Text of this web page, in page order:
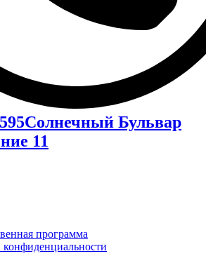
Солнечный Бульвар
11
программа